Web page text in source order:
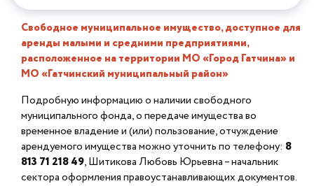
Свободное муниципальное имущество, доступное для
аренды малыми и средними предприятиями,
расположенное на территории МО«Город Гатчина»и
МО «Гатчинский муниципальный район»
Подробную информацию о наличии свободного
муниципального фонда, о передаче имущества во
временное владение и (или) пользование, отчуждение
арендуемого имущества можно уточнить по телефону: 8
813 71 218 49, Шитикова Любовь Юрьевна – начальник
сектора оформления правоустанавливающих документов.